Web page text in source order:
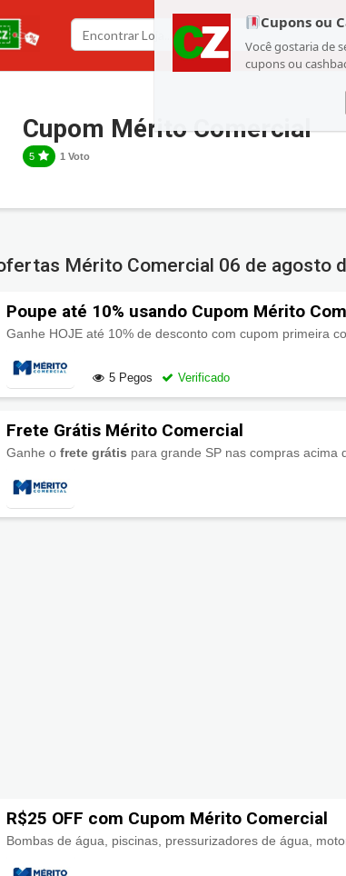
Cupons ou
Você gostaria de
cupons ou
Cupom Mérito Comercial
5 1 Voto
Mérito Comercial 06 de agosto
Poupe até 10% usando Cupom Mérito
5 Pegos Verificado
Frete Grátis Mérito Comercial
Ganhe ofrete grátis para grande SP nas compras acima
R$25 OFF com Cupom Mérito Comercial